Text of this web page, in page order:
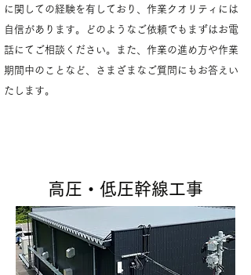
に関しての経験を有しており、作業クオリティには
自信があります。どのようなご依頼でもまずはお電
話にてご相談ください。また、作業の進め方や作業
期間中のことなど、さまざまなご質問にもお答えい
たします。
​高圧・低圧幹線工事